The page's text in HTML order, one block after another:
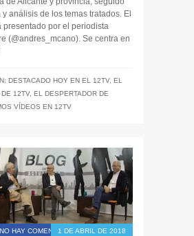
análisis de los temas tratados. El
presentado por el periodista
(@andres_mcano). Se centra en
DESTACADO HOY EN EL 12TV, EL
DE 12TV, EL DESPERTADOR DE
VÍDEOS EN 12TV
NO HAY COMENTARIOS1 DE ABRIL DE 2018